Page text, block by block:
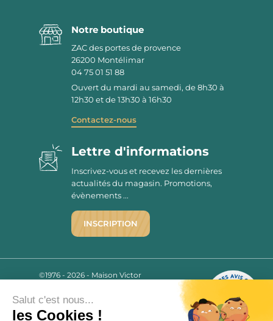
Notre boutique
ZAC des portes de provence
26200 Montélimar
04 75 01 51 88
Ouvert du mardi au samedi, de 8h30 à
12h30 et de 13h30 à 16h30
Contactez-nous
2780 AVIS
9.7/10
Lettre d'informations
Inscrivez-vous et recevez les dernières
actualités du magasin. Promotions,
évènements ...
INSCRIPTION
©1976 - 2026 - Maison Victor
Mentions légales
C.G.V.
Salut c'est nous...
les Cookies !